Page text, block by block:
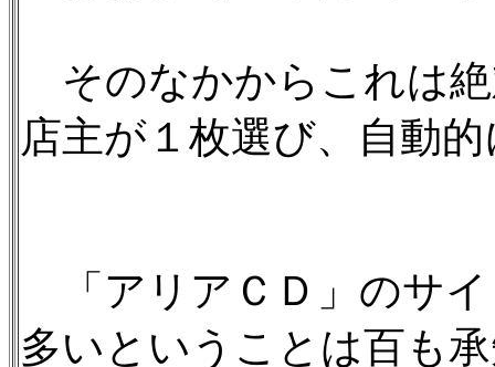
そのなかからこれは
店主が１枚選び、自動
「アリアＣＤ」のサ
多いということは百も